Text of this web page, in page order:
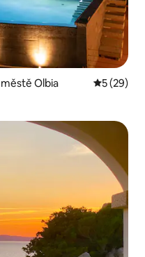
Olbia Průměrné
5 (29)